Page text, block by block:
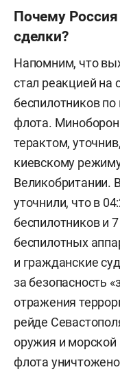
Почему
сделки?
Напомним, что
стал реакцией на
беспилотников
флота.
терактом,
киевскому
Великобритании.
уточнили, что в
беспилотников и
беспилотных
и гражданские
за безопасность
отражения
рейде
оружия и
флота